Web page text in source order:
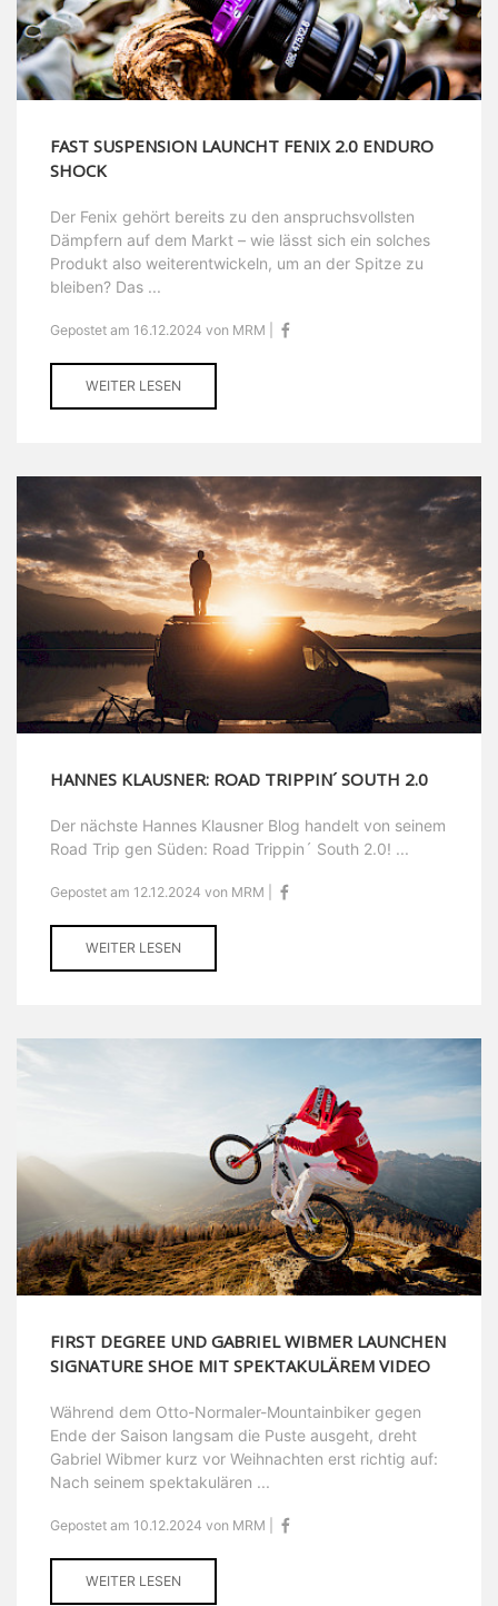
FAST SUSPENSION LAUNCHT FENIX 2.0 ENDURO
SHOCK
Der Fenix gehört bereits zu den anspruchsvollsten
Dämpfern auf dem Markt – wie lässt sich ein solches
Produkt also weiterentwickeln, um an der Spitze zu
bleiben? Das ...
Gepostet am 16.12.2024 von MRM |
WEITER LESEN
HANNES KLAUSNER: ROAD TRIPPIN´ SOUTH 2.0
Der nächste Hannes Klausner Blog handelt von seinem
Road Trip gen Süden: Road Trippin´ South 2.0! ...
Gepostet am 12.12.2024 von MRM |
WEITER LESEN
FIRST DEGREE UND GABRIEL WIBMER LAUNCHEN
SIGNATURE SHOE MIT SPEKTAKULÄREM VIDEO
Während dem Otto-Normaler-Mountainbiker gegen
Ende der Saison langsam die Puste ausgeht, dreht
Gabriel Wibmer kurz vor Weihnachten erst richtig auf:
Nach seinem spektakulären ...
Gepostet am 10.12.2024 von MRM |
WEITER LESEN